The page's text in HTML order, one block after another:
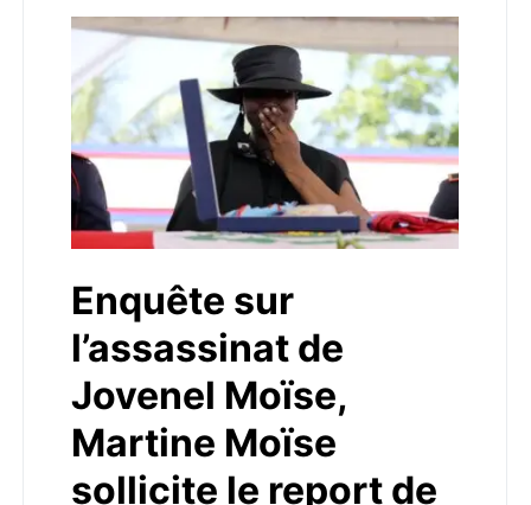
Enquête sur
l’assassinat de
Jovenel Moïse,
Martine Moïse
sollicite le report de